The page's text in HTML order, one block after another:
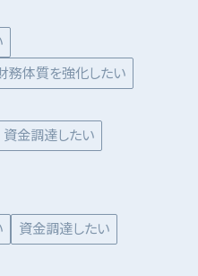
務体質を強化したい
資金調達したい
資金調達したい